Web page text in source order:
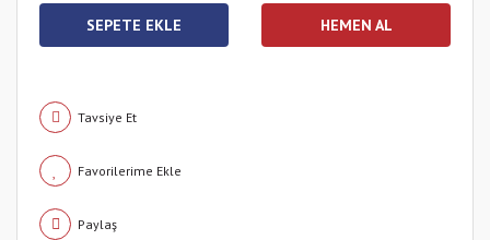
SEPETE EKLE HEMEN AL
Tavsiye Et
Paylaş